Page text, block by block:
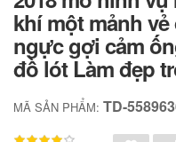
khí một mảnh
ngực gợi cảm
đồ lót Làm đẹp
MÃ SẢN PHẨM: TD-